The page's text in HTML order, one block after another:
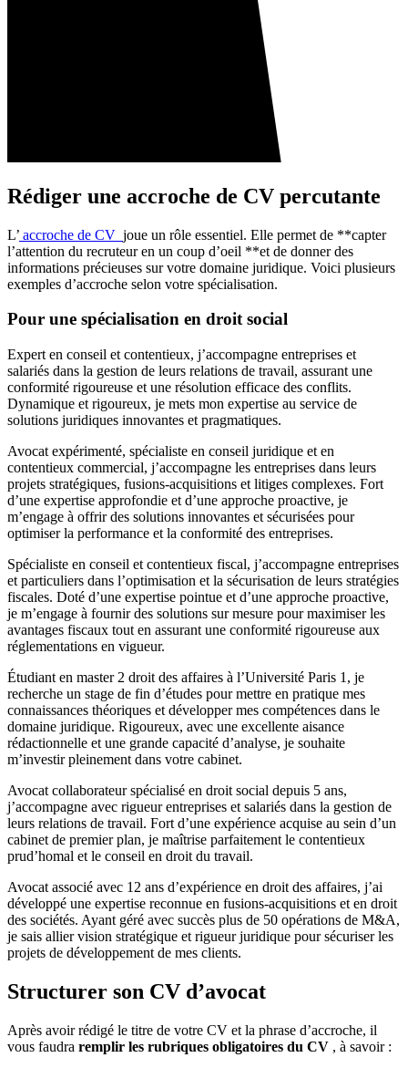
Rédiger une accroche de CV percutante
L’ accroche de CV joue un rôle essentiel. Elle permet de **capter
l’attention du recruteur en un coup d’oeil **et de donner des
informations précieuses sur votre domaine juridique. Voici plusieurs
exemples d’accroche selon votre spécialisation.
Pour une spécialisation en droit social
Expert en conseil et contentieux, j’accompagne entreprises et
salariés dans la gestion de leurs relations de travail, assurant une
conformité rigoureuse et une résolution efficace des conflits.
Dynamique et rigoureux, je mets mon expertise au service de
solutions juridiques innovantes et pragmatiques.
Avocat expérimenté, spécialiste en conseil juridique et en
contentieux commercial, j’accompagne les entreprises dans leurs
projets stratégiques, fusions-acquisitions et litiges complexes. Fort
d’une expertise approfondie et d’une approche proactive, je
m’engage à offrir des solutions innovantes et sécurisées pour
optimiser la performance et la conformité des entreprises.
Spécialiste en conseil et contentieux fiscal, j’accompagne entreprises
et particuliers dans l’optimisation et la sécurisation de leurs stratégies
fiscales. Doté d’une expertise pointue et d’une approche proactive,
je m’engage à fournir des solutions sur mesure pour maximiser les
avantages fiscaux tout en assurant une conformité rigoureuse aux
réglementations en vigueur.
Étudiant en master 2 droit des affaires à l’Université Paris 1, je
recherche un stage de fin d’études pour mettre en pratique mes
connaissances théoriques et développer mes compétences dans le
domaine juridique. Rigoureux, avec une excellente aisance
rédactionnelle et une grande capacité d’analyse, je souhaite
m’investir pleinement dans votre cabinet.
Avocat collaborateur spécialisé en droit social depuis 5 ans,
j’accompagne avec rigueur entreprises et salariés dans la gestion de
leurs relations de travail. Fort d’une expérience acquise au sein d’un
cabinet de premier plan, je maîtrise parfaitement le contentieux
prud’homal et le conseil en droit du travail.
Avocat associé avec 12 ans d’expérience en droit des affaires, j’ai
développé une expertise reconnue en fusions-acquisitions et en droit
des sociétés. Ayant géré avec succès plus de 50 opérations de M&A,
je sais allier vision stratégique et rigueur juridique pour sécuriser les
projets de développement de mes clients.
Structurer son CV d’avocat
Après avoir rédigé le titre de votre CV et la phrase d’accroche, il
vous faudra remplir les rubriques obligatoires du CV , à savoir :